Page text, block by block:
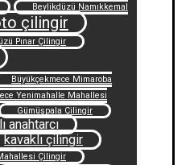
Beylikdüzü Namıkkemal
çilingir
Pınar Çilingir
Büyükçekmece Mimaroba
Yenimahalle Mahallesi
Gümüşpala Çilingir
anahtarcı
kavaklı çilingir
Çilingir